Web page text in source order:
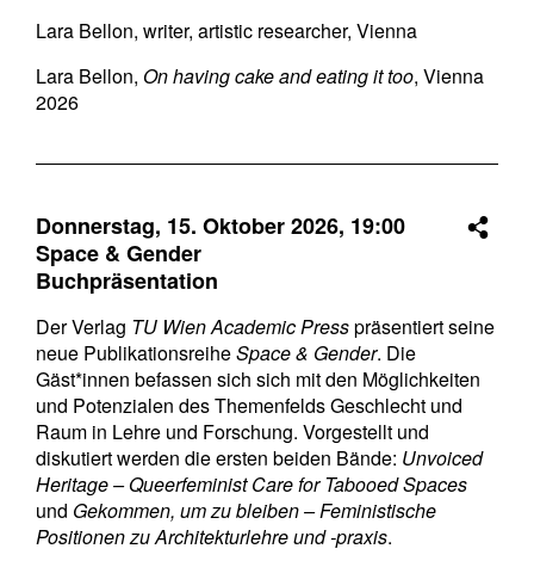
Lara Bellon, writer, artistic researcher, Vienna
Lara Bellon,On having cake and eating it too, Vienna
2026
Donnerstag, 15. Oktober 2026, 19:00
Space & Gender
Buchpräsentation
Der Verlag TU Wien Academic Presspräsentiert seine
neue PublikationsreiheSpace & Gender. Die
Gäst*innen befassen sich sich mit den Möglichkeiten
und Potenzialen des Themenfelds Geschlecht und
Raum in Lehre und Forschung. Vorgestellt und
diskutiert werden die ersten beiden Bände: Unvoiced
Heritage – Queerfeminist Care for Tabooed Spaces
und Gekommen, um zu bleiben – Feministische
Positionen zu Architekturlehre und -praxis.